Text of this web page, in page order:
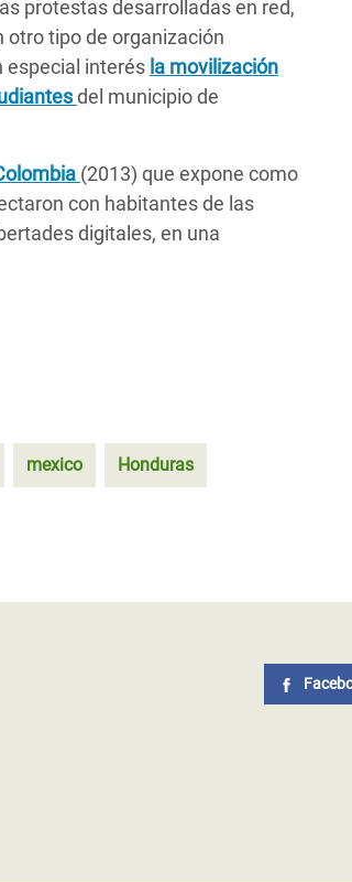
protestas desarrolladas en red,
otro tipo de organización
especial interés la movilización
del municipio de
(2013) que expone como
con habitantes de las
digitales, en una
mexico Honduras